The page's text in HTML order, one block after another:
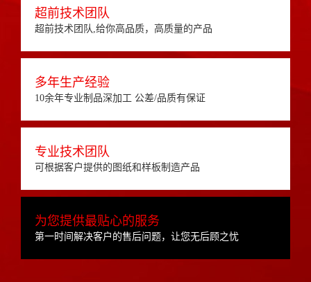
超前技术团队
超前技术团队,给你高品质，高质量的产品
多年生产经验
10余年专业制品深加工 公差/品质有保证
专业技术团队
可根据客户提供的图纸和样板制造产品
为您提供最贴心的服务
第一时间解决客户的售后问题，让您无后顾之忧